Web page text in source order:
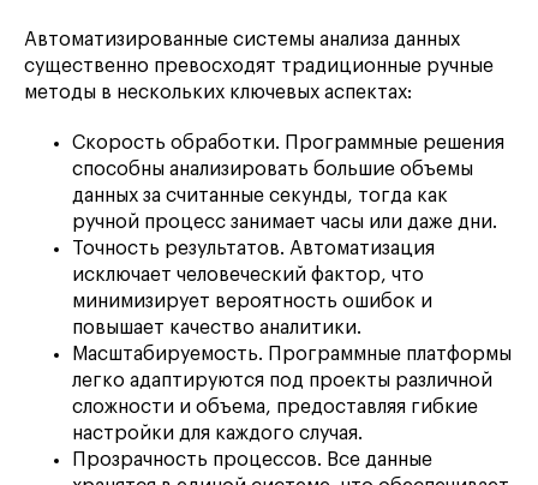
Автоматизированные системы анализа данных
существенно превосходят традиционные ручные
методы в нескольких ключевых аспектах:
Скорость обработки. Программные решения
способны анализировать большие объемы
данных за считанные секунды, тогда как
ручной процесс занимает часы или даже дни.
Точность результатов. Автоматизация
исключает человеческий фактор, что
минимизирует вероятность ошибок и
повышает качество аналитики.
Масштабируемость. Программные платформы
легко адаптируются под проекты различной
сложности и объема, предоставляя гибкие
настройки для каждого случая.
Прозрачность процессов. Все данные